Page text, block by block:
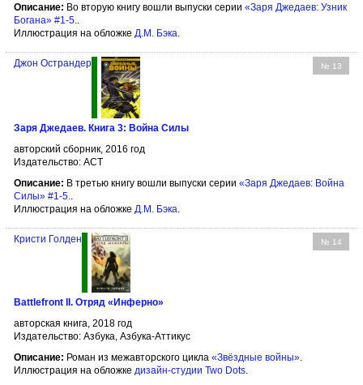
Описание: Во вторую книгу вошли выпуски серии «Заря Джедаев: Узник
Богана» #1-5.
Иллюстрация на обложке Д.М. Бэка
№ 13
Джон Острандер
Заря Джедаев. Книга 3: Война Силы
авторский сборник, 2016 год
Издательство: АСТ
Описание: В третью книгу вошли выпуски серии «Заря Джедаев: Война
Силы» #1-5.
Иллюстрация на обложке Д.М. Бэка
№ 14
Кристи Голден
Battlefront II. Отряд «Инферно»
авторская книга, 2018 год
Издательство: Азбука, Азбука-Аттикус
Описание: Роман из межавторского цикла «Звёздные войны».
Иллюстрация на обложке дизайн-студии Two Dots.